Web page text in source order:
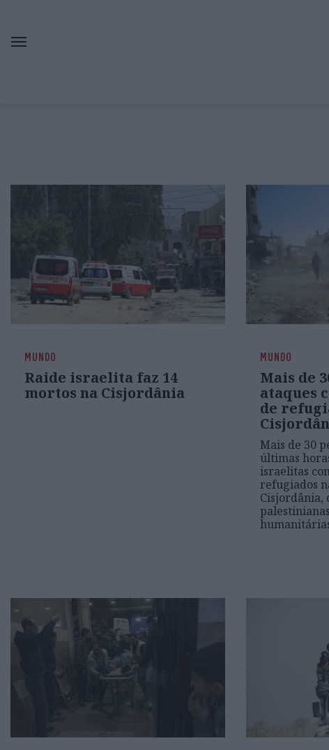
MUNDO
Raide israelita faz 14
mortos na Cisjordânia
MUNDO
Mais de
ataques
de
Mais de 30
últimas
israelitas
refugiados
Cisjordânia,